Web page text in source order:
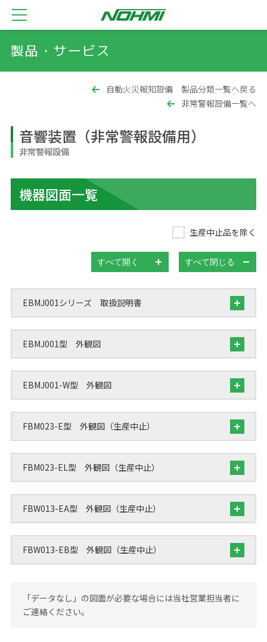
製品・サービス
自動火災報知設備 製品分類一覧へ戻る
非常警報設備一覧へ
音響装置（非常警報設備用）
非常警報設備
機器図面一覧
生産中止品を除く
すべて開く すべて閉じる
EBMJ001シリーズ 取扱説明書
EBMJ001型 外観図
EBMJ001-W型 外観図
FBM023-E型 外観図（生産中止）
FBM023-EL型 外観図（生産中止）
FBW013-EA型 外観図（生産中止）
FBW013-EB型 外観図（生産中止）
「データなし」の図面が必要な場合には当社営業担当者に
ご連絡ください。